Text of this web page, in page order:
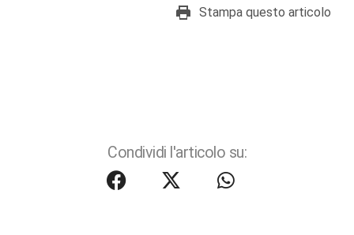
Stampa questo articolo
Condividi l'articolo su: